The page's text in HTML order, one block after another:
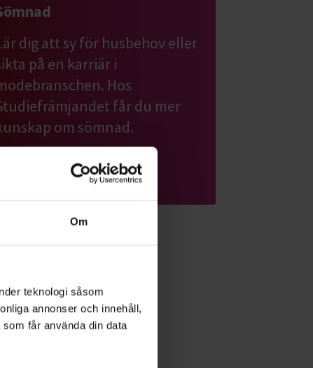
Om
teknologi såsom
annonser och innehåll,
får använda din data
dig att sy för husbehov eller
på en karriär i
Hos
får du mer
om sömnad.
Läs mer om ämnet